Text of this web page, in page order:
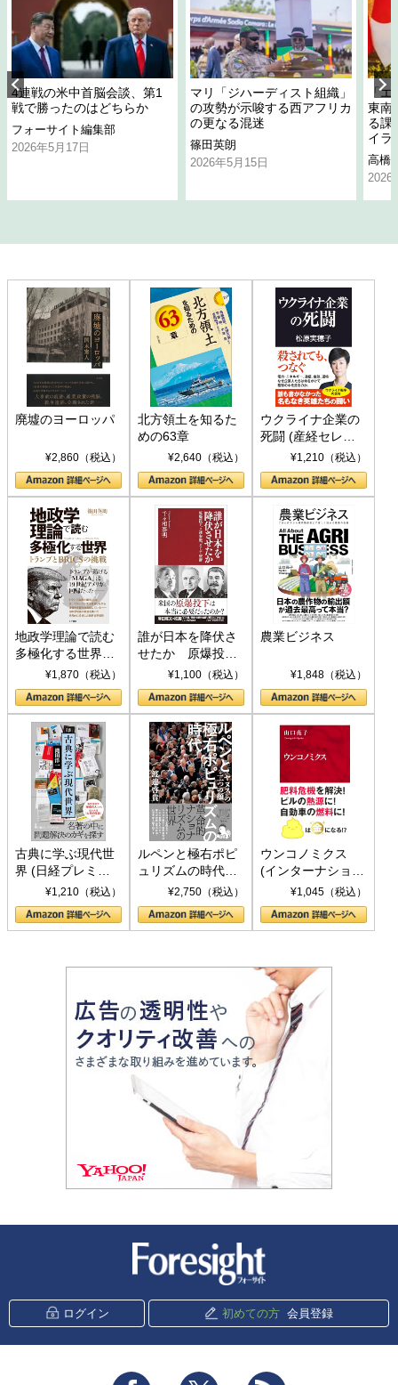
4連戦の米中首脳会談、第1
戦で勝ったのはどちらか
フォーサイト編集部
2026年5月17日
マリ「ジハーディスト組織」
の攻勢が示唆する西アフリカ
の更なる混迷
篠田英朗
2026年5月15日
「
東南
る課
イラ
高橋
2026
廃墟のヨーロッパ
¥2,860（税込）
北方領土を知るた
めの63章
¥2,640（税込）
ウクライナ企業の
死闘 (産経セレク
ト S 039)¥1,210（税込）
地政学理論で読む
多極化する世界：
トランプとBRICS
の挑戦
¥1,870（税込）
誰が日本を降伏さ
せたか 原爆投
下、ソ連参戦、そ
して聖断 (PHP新
書)
¥1,100（税込）
農業ビジネス
¥1,848（税込）
古典に学ぶ現代世
界 (日経プレミア
シリーズ)¥1,210（税込）
ルペンと極右ポピ
ュリズムの時代：
〈ヤヌス〉の二つ
の顔
¥2,750（税込）
ウンコノミクス
(インターナショナ
ル新書)¥1,045（税込）
ログイン 初めての方 会員登録
Facebook Twitter